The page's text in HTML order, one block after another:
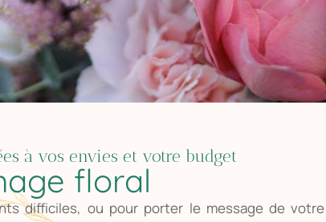
à vos envies et votre budget
floral
difficiles, ou pour porter le message de votre